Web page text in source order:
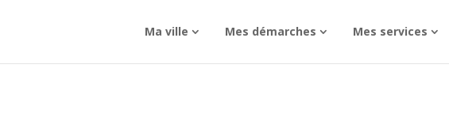
Ma ville Mes démarches Mes services